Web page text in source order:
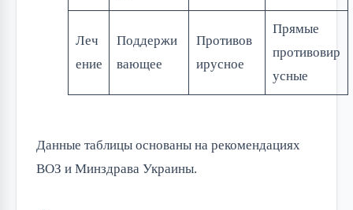
Леч
ение
Поддержи
вающее
Противов
ирусное
Прямые
противовир
усные
Данные таблицы основаны на рекомендациях
ВОЗ и Минздрава Украины.